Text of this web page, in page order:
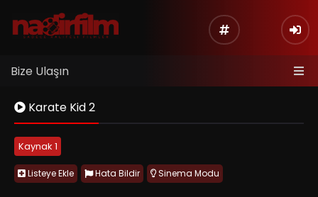
Bize Ulaşın
Karate Kid 2
Kaynak 1
Listeye Ekle Hata Bildir Sinema Modu